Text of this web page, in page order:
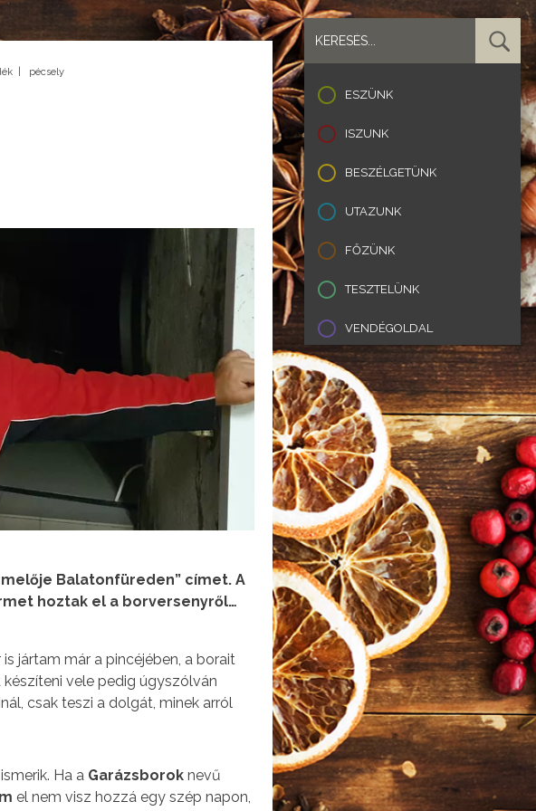
pécsely
Balatonfüreden” címet. A
hoztak el a borversenyről…
jártam már a pincéjében, a borait
vele pedig úgyszólván
csak teszi a dolgát, minek arról
Ha a Garázsborok nevű
el nem visz hozzá egy szép napon,
ESZÜNK
ISZUNK
BESZÉLGETÜNK
UTAZUNK
FŐZÜNK
TESZTELÜNK
VENDÉGOLDAL